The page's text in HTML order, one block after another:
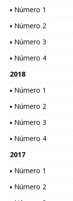
▪ Número 1
▪ Número 2
▪ Número 3
▪ Número 4
2018
▪ Número 1
▪ Número 2
▪ Número 3
▪ Número 4
2017
▪ Número 1
▪ Número 2